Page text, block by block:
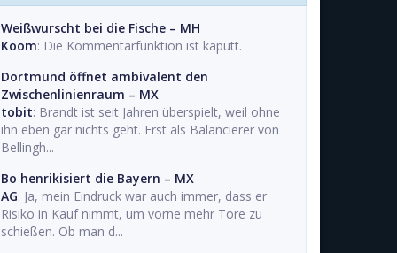
Weißwurscht bei die Fische – MH
Koom: Die Kommentarfunktion ist kaputt.
Dortmund öffnet ambivalent den
Zwischenlinienraum – MX
tobit: Brandt ist seit Jahren überspielt, weil ohne
ihn eben gar nichts geht. Erst als Balancierer von
Bellingh...
Bo henrikisiert die Bayern – MX
AG: Ja, mein Eindruck war auch immer, dass er
Risiko in Kauf nimmt, um vorne mehr Tore zu
schießen. Ob man d...